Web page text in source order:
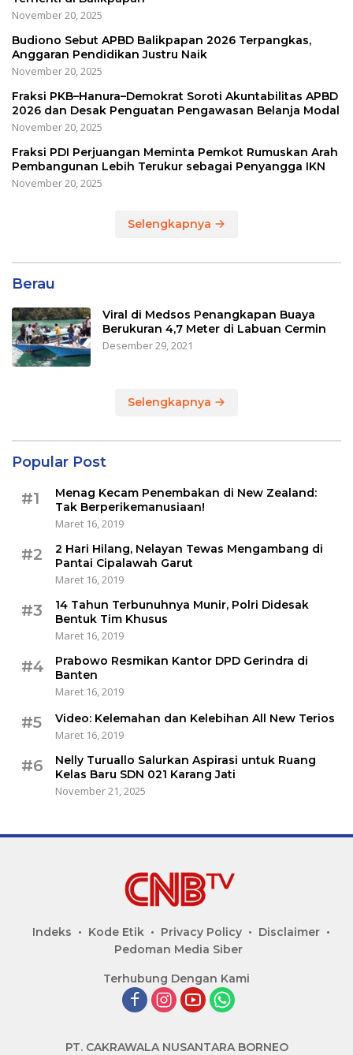
November 20, 2025
Budiono Sebut APBD Balikpapan 2026 Terpangkas,
Anggaran Pendidikan Justru Naik
November 20, 2025
Fraksi PKB–Hanura–Demokrat Soroti Akuntabilitas APBD
2026 dan Desak Penguatan Pengawasan Belanja Modal
November 20, 2025
Fraksi PDI Perjuangan Meminta Pemkot Rumuskan Arah
Pembangunan Lebih Terukur sebagai Penyangga IKN
November 20, 2025
Selengkapnya
Berau
Viral di Medsos Penangkapan Buaya
Berukuran 4,7 Meter di Labuan Cermin
Desember 29, 2021
Selengkapnya
Popular Post
#1
Menag Kecam Penembakan di New Zealand:
Tak Berperikemanusiaan!
Maret 16, 2019
#2
2 Hari Hilang, Nelayan Tewas Mengambang di
Pantai Cipalawah Garut
Maret 16, 2019
#3
14 Tahun Terbunuhnya Munir, Polri Didesak
Bentuk Tim Khusus
Maret 16, 2019
#4
Prabowo Resmikan Kantor DPD Gerindra di
Banten
Maret 16, 2019
#5
Video: Kelemahan dan Kelebihan All New Terios
Maret 16, 2019
#6
Nelly Turuallo Salurkan Aspirasi untuk Ruang
Kelas Baru SDN 021 Karang Jati
November 21, 2025
Indeks Kode Etik Privacy Policy
Disclaimer
Pedoman Media Siber
Terhubung Dengan Kami
PT. CAKRAWALA NUSANTARA BORNEO